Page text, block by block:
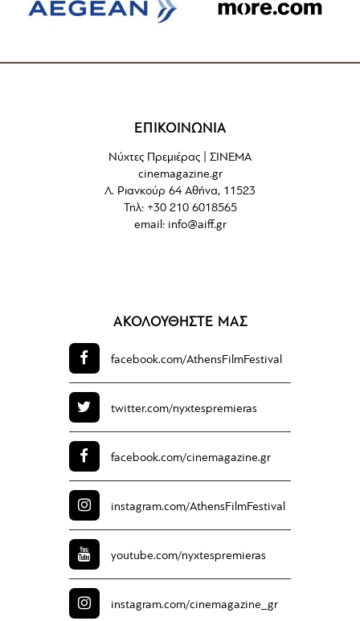
ΕΠΙΚΟΙΝΩΝΙΑ
Νύχτες Πρεμιέρας | ΣΙΝΕΜΑ
cinemagazine.gr
Λ. Ριανκούρ 64 Αθήνα, 11523
Τηλ: +30 210 6018565
email: info@aiff.gr
ΑΚΟΛΟΥΘΗΣΤΕ ΜΑΣ
facebook.com/AthensFilmFestival
twitter.com/nyxtespremieras
facebook.com/cinemagazine.gr
instagram.com/AthensFilmFestival
youtube.com/nyxtespremieras
instagram.com/cinemagazine_gr